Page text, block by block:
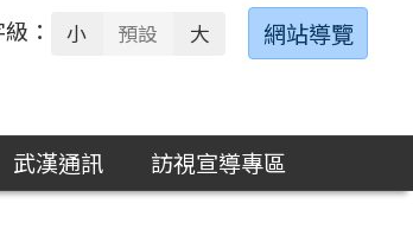
： 小 預設 大 網站導覽
武漢通訊
訪視宣導專區